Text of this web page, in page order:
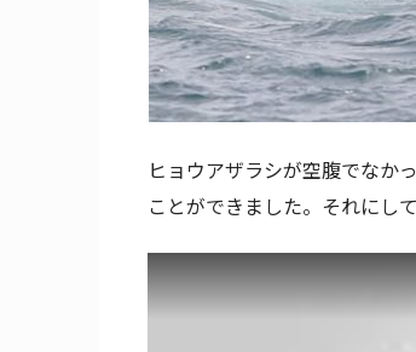
ヒョウアザラシが空腹でなか
ことができました。それにし